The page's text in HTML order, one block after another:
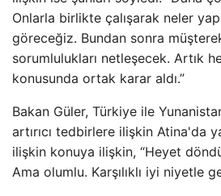
Onlarla birlikte çalışarak neler
göreceğiz. Bundan sonra
sorumlulukları netleşecek. Artık
konusunda ortak karar aldı.”
Bakan Güler, Türkiye ile
artırıcı tedbirlere ilişkin Atina'da
ilişkin konuya ilişkin, “Heyet
Ama olumlu. Karşılıklı iyi niyetle